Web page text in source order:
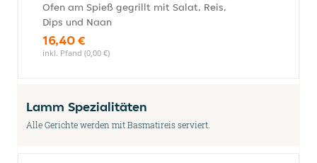
Ofen am Spieß gegrillt mit Salat, Reis,
Dips und Naan
16,40 €
inkl. Pfand (0,00 €)
Lamm Spezialitäten
Alle Gerichte werden mit Basmatireis serviert.